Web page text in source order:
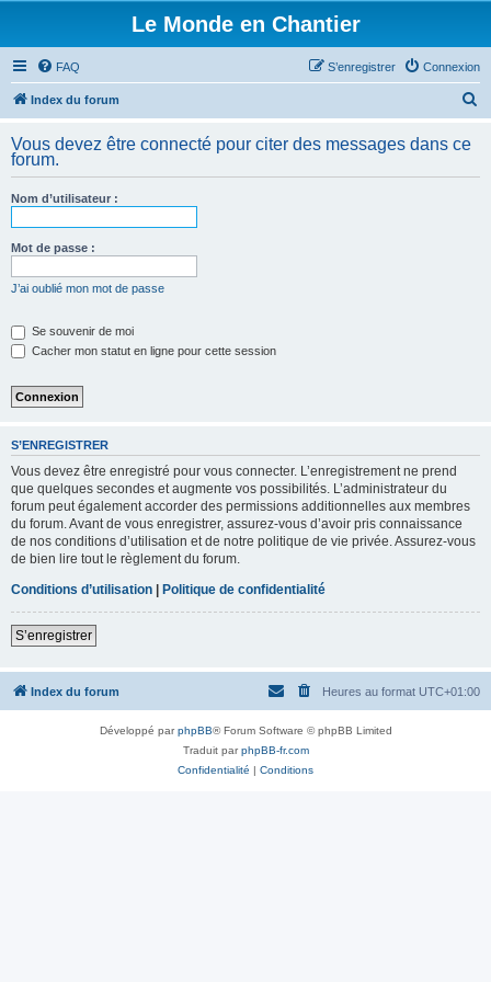
Le Monde en Chantier
FAQ Connexion
S’enregistrer
Index du forum
h
Vous devez être connecté pour citer des messages dans ce
forum.
Nom d’utilisateur :
Mot de passe :
J’ai oublié mon mot de passe
Se souvenir de moi
Cacher mon statut en ligne pour cette session
S’ENREGISTRER
Vous devez être enregistré pour vous connecter. L’enregistrement ne prend
que quelques secondes et augmente vos possibilités. L’administrateur du
forum peut également accorder des permissions additionnelles aux membres
du forum. Avant de vous enregistrer, assurez-vous d’avoir pris connaissance
de nos conditions d’utilisation et de notre politique de vie privée. Assurez-vous
de bien lire tout le règlement du forum.
Conditions d’utilisation | Politique de confidentialité
S’enregistrer
Index du forum Heures au format UTC+01:00
Développé parphpBB® Forum Software © phpBB Limited
Traduit parphpBB-fr.com
Confidentialité | Conditions